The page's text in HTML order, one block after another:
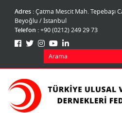
Adres :Çatma Mescit Mah. Tepebaşı
Beyoğlu / İstanbul
Telefon :+90 (0212) 249 29 73